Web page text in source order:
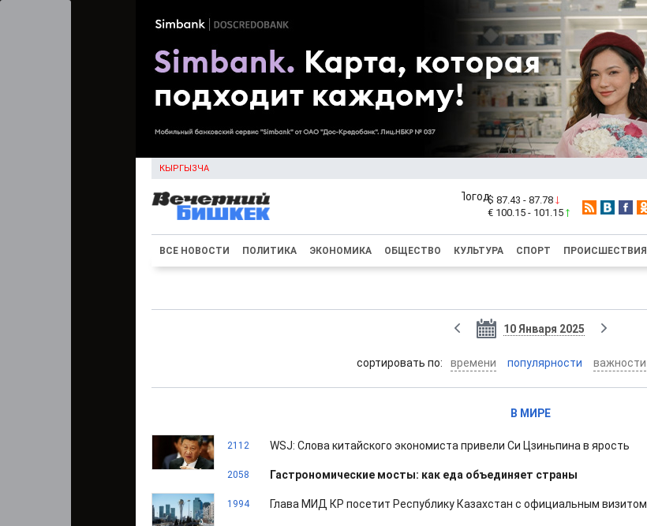
КЫРГЫЗЧА
$ 87.43 - 87.78
€ 100.15 - 101.15
ВСЕ НОВОСТИ ПОЛИТИКА ЭКОНОМИКА ОБЩЕСТВО КУЛЬТУРА СПОРТ ПРОИСШЕСТВИЯ
10 Января 2025
cортировать по: времени популярности важности
В МИРЕ
2112 WSJ: Слова китайского экономиста привели Си Цзиньпина в ярость
2058 Гастрономические мосты: как еда объединяет страны
1994 Глава МИД КР посетит Республику Казахстан с официальным визитом